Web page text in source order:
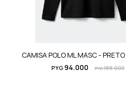
CAMISA POLO ML MASC -
PYG 94.000 PYG188.000